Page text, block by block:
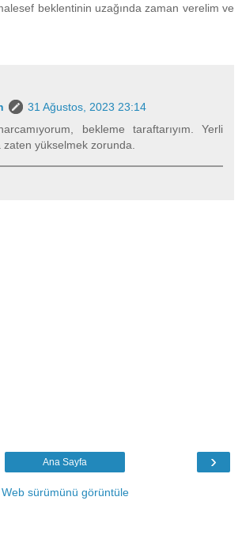
beklentinin uzağında zaman verelim ve
31 Ağustos, 2023 23:14
bekleme taraftarıyım. Yerli
zaten yükselmek zorunda.
›
Ana Sayfa
Web sürümünü görüntüle